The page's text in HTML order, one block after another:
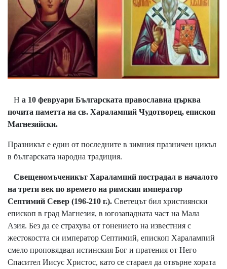
Н а 10 февруари Българската православна църква
почита паметта на св. Харалампий Чудотворец, епископ
Магнезийски.
Празникът е един от последните в зимния празничен цикъл
в българската народна традиция.
Свещеномъченикът Харалампий пострадал в началото
на трети век по времето на римския император
Септимий Север (196-210 г.). Светецът бил християнски
епископ в град Магнезия, в югозападната част на Мала
Азия. Без да се страхува от гонението на известния с
жестокостта си император Септимий, епископ Харалампий
смело проповядвал истинския Бог и пратения от Него
Спасител Иисус Христос, като се стараел да отвърне хората